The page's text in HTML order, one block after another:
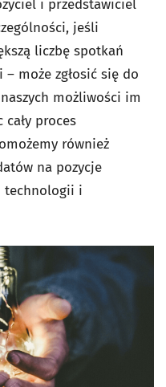
i przedstawiciel
jeśli
liczbę spotkań
może zgłosić się do
możliwości im
proces
również
na pozycje
technologii i